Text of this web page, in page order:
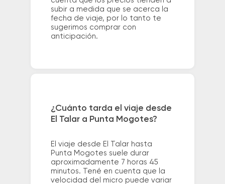
subir a medida que se acerca la
fecha de viaje, por lo tanto te
sugerimos comprar con
anticipación.
¿Cuánto tarda el viaje desde
El Talar a Punta Mogotes?
El viaje desde El Talar hasta
Punta Mogotes suele durar
aproximadamente 7 horas 45
minutos. Tené en cuenta que la
velocidad del micro puede variar